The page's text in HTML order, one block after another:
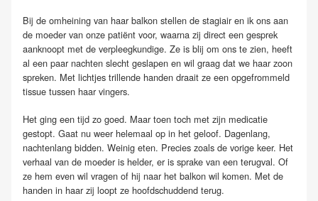
Bij de omheining van haar balkon stellen de stagiair en ik ons aan
de moeder van onze patiënt voor, waarna zij direct een gesprek
aanknoopt met de verpleegkundige. Ze is blij om ons te zien, heeft
al een paar nachten slecht geslapen en wil graag dat we haar zoon
spreken. Met lichtjes trillende handen draait ze een opgefrommeld
tissue tussen haar vingers.
Het ging een tijd zo goed. Maar toen toch met zijn medicatie
gestopt. Gaat nu weer helemaal op in het geloof. Dagenlang,
nachtenlang bidden. Weinig eten. Precies zoals de vorige keer. Het
verhaal van de moeder is helder, er is sprake van een terugval. Of
ze hem even wil vragen of hij naar het balkon wil komen. Met de
handen in haar zij loopt ze hoofdschuddend terug.